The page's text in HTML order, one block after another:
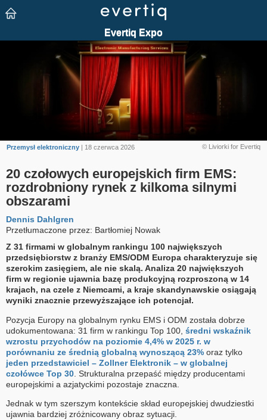
© Liviorki for Evertiq
Przemysł elektroniczny | 18 czerwca 2026
20 czołowych europejskich firm EMS:
rozdrobniony rynek z kilkoma silnymi
obszarami
Dennis Dahlgren
Przetłumaczone przez: Bartłomiej Nowak
Z 31 firmami w globalnym rankingu 100 największych
przedsiębiorstw z branży EMS/ODM Europa charakteryzuje się
szerokim zasięgiem, ale nie skalą. Analiza 20 największych
firm w regionie ujawnia bazę produkcyjną rozproszoną w 14
krajach, na czele z Niemcami, a kraje skandynawskie osiągają
wyniki znacznie przewyższające ich potencjał.
Pozycja Europy na globalnym rynku EMS i ODM została dobrze
udokumentowana: 31 firm w rankingu Top 100, średni wskaźnik
wzrostu przychodów na poziomie 4,4% w 2025 r. w
porównaniu ze średnią globalną wynoszącą 23% oraz tylko
jeden przedstawiciel – Zollner Elektronik – w globalnej
czołówce Top 30 . Strukturalna przepaść między producentami
europejskimi a azjatyckimi pozostaje znaczna.
Jednak w tym szerszym kontekście skład europejskiej dwudziestki
ujawnia bardziej zróżnicowany obraz sytuacji.